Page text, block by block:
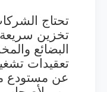
تحتاج
تخزين
البضائع
تعقيدات
عن مستودع